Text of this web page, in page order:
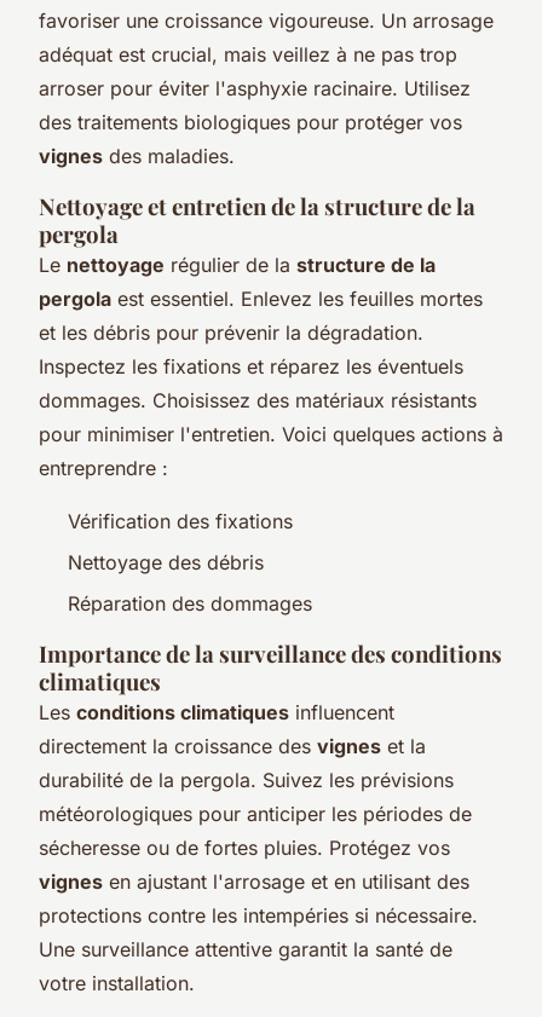
favoriser une croissance vigoureuse. Un arrosage
adéquat est crucial, mais veillez à ne pas trop
arroser pour éviter l'asphyxie racinaire. Utilisez
des traitements biologiques pour protéger vos
vignes des maladies.
Nettoyage et entretien de la structure de la
pergola
Le nettoyage régulier de la structure de la
pergola est essentiel. Enlevez les feuilles mortes
et les débris pour prévenir la dégradation.
Inspectez les fixations et réparez les éventuels
dommages. Choisissez des matériaux résistants
pour minimiser l'entretien. Voici quelques actions à
entreprendre :
Vérification des fixations
Nettoyage des débris
Réparation des dommages
Importance de la surveillance des conditions
climatiques
Les conditions climatiques influencent
directement la croissance des vignes et la
durabilité de la pergola. Suivez les prévisions
météorologiques pour anticiper les périodes de
sécheresse ou de fortes pluies. Protégez vos
vignes en ajustant l'arrosage et en utilisant des
protections contre les intempéries si nécessaire.
Une surveillance attentive garantit la santé de
votre installation.